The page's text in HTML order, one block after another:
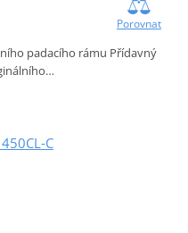
Porovnat
padacího rámu Přídavný